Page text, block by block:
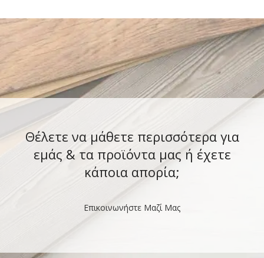
Θέλετε να μάθετε περισσότερα για
εμάς & τα προϊόντα μας ή έχετε
κάποια απορία;
Επικοινωνήστε Μαζί Μας